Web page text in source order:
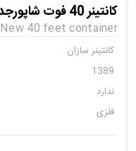
کانتینر 40 فوت شاپورجدید کد STKA-KR-0025
New 40 feet container
کانتینر سازان
1389
ندارد
فلزی